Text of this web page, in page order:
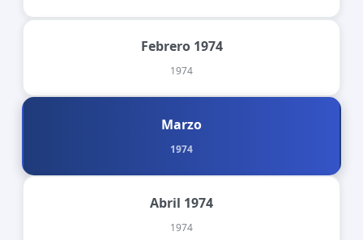
Febrero 1974
1974
Marzo
1974
Abril 1974
1974